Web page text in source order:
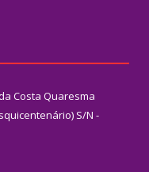
Costa Quaresma
S/N -